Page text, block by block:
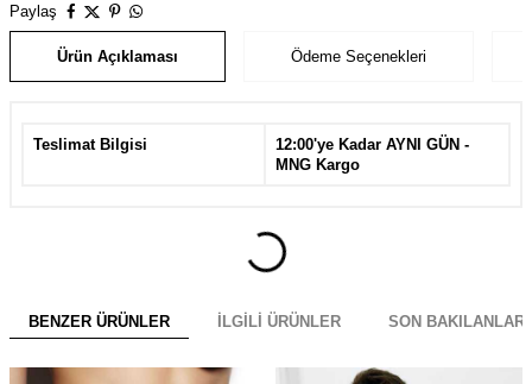
Paylaş
Ürün Açıklaması Ödeme Seçenekleri
Teslimat Bilgisi
12:00'ye Kadar AYNI GÜN -
MNG Kargo
BENZER ÜRÜNLER İLGILI ÜRÜNLER SON BAKILANLAR